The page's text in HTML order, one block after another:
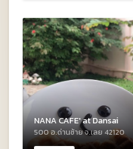
NANA CAFE' at Dansai
500 อ.ด่านซ้าย จ.เลย 42120